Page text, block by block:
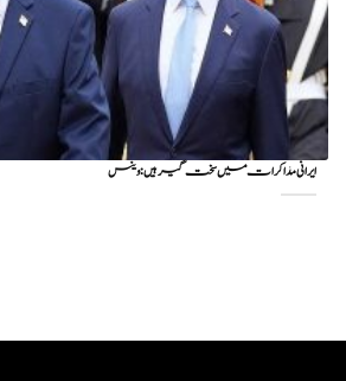
ایرانی مذاکرات میں سخت گیر ہیں: وینس